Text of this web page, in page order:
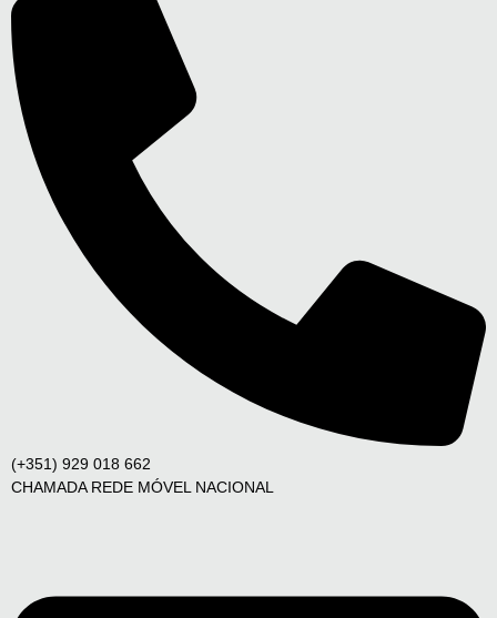
(+351) 929 018 662
CHAMADA REDE MÓVEL NACIONAL